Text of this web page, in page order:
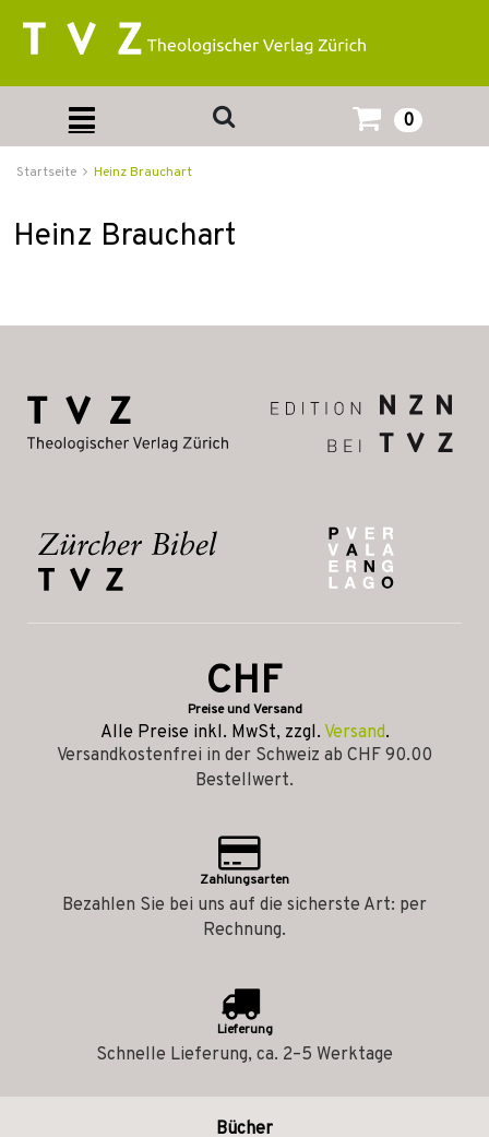
0
Startseite Heinz Brauchart
Heinz Brauchart
CHF
Preise und Versand
Alle Preise inkl. MwSt, zzgl. Versand.
Versandkostenfrei in der Schweiz ab CHF 90.00
Bestellwert.
Zahlungsarten
Bezahlen Sie bei uns auf die sicherste Art: per
Rechnung.
Lieferung
Schnelle Lieferung, ca. 2–5 Werktage
Bücher